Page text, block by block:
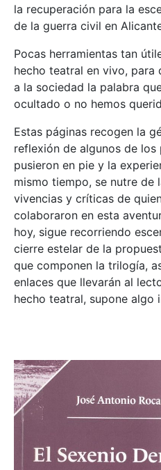
la recuperación para la
de la guerra civil en
Pocas herramientas tan
hecho teatral en vivo,
a la sociedad la palabra
ocultado o no hemos
Estas páginas recogen la
reflexión de algunos de
pusieron en pie y la
mismo tiempo, se nutre de
vivencias y críticas de
colaboraron en esta
hoy, sigue recorriendo
cierre estelar de la
que componen la trilogía,
enlaces que llevarán al
hecho teatral, supone algo